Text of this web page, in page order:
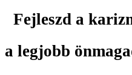
Fejleszd a
a legjobb